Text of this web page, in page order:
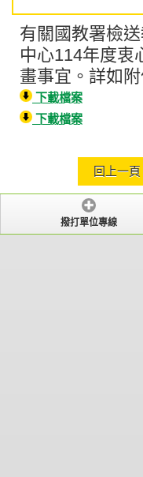
有關國教署檢
中心114年度衷
畫事宜。詳如附
下載檔案
下載檔案
回上一頁
撥打單位專線